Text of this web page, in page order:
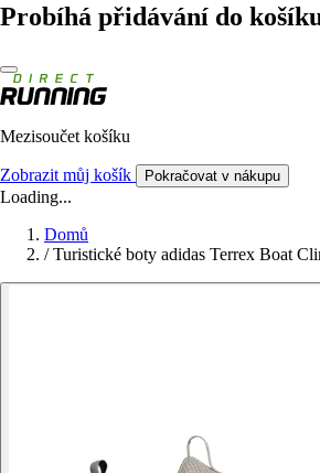
Probíhá přidávání do
Mezisoučet košíku
Zobrazit můj košík Pokračovat v nákupu
Loading...
Domů
/ Turistické boty adidas Terrex Boat